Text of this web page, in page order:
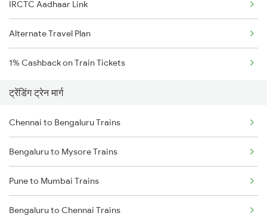
IRCTC Aadhaar Link
Alternate Travel Plan
1% Cashback on Train Tickets
ट्रेंडिंग ट्रेन मार्ग
Chennai to Bengaluru Trains
Bengaluru to Mysore Trains
Pune to Mumbai Trains
Bengaluru to Chennai Trains